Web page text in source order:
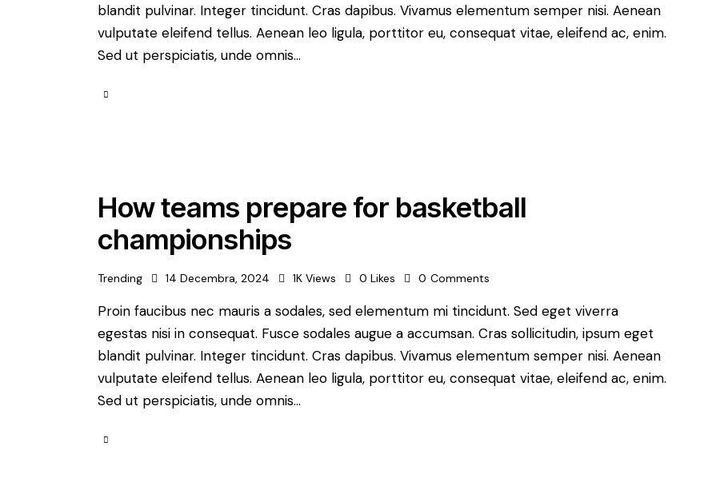
blandit pulvinar. Integer tincidunt. Cras dapibus. Vivamus elementum semper nisi. Aenean
vulputate eleifend tellus. Aenean leo ligula, porttitor eu, consequat vitae, eleifend ac, enim.
Sed ut perspiciatis, unde omnis…
How teams prepare for basketball
championships
Trending 14 Decembra, 2024 1K Views 0 Likes 0 Comments
Proin faucibus nec mauris a sodales, sed elementum mi tincidunt. Sed eget viverra
egestas nisi in consequat. Fusce sodales augue a accumsan. Cras sollicitudin, ipsum eget
blandit pulvinar. Integer tincidunt. Cras dapibus. Vivamus elementum semper nisi. Aenean
vulputate eleifend tellus. Aenean leo ligula, porttitor eu, consequat vitae, eleifend ac, enim.
Sed ut perspiciatis, unde omnis…